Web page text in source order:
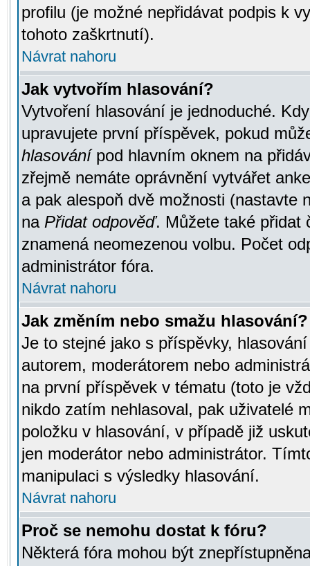
profilu (je možné nepřidávat podpis k
tohoto zaškrtnutí).
Návrat nahoru
Jak vytvořím hlasování?
Vytvoření hlasování je jednoduché.
upravujete první příspěvek, pokud
hlasovánípod hlavním oknem na
zřejmě nemáte oprávnění vytvářet
a pak alespoň dvě možnosti (nastavte
na Přidat odpověď. Můžete také přidat
znamená neomezenou volbu. Počet
administrátor fóra.
Návrat nahoru
Jak změním nebo smažu hlasování?
Je to stejné jako s příspěvky,
autorem, moderátorem nebo
na první příspěvek v tématu (toto je
nikdo zatím nehlasoval, pak uživatelé
položku v hlasování, v případě již
jen moderátor nebo administrátor.
manipulaci s výsledky hlasování.
Návrat nahoru
Proč se nemohu dostat k fóru?
Některá fóra mohou být